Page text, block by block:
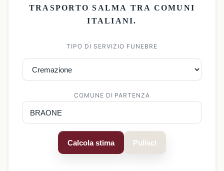
TRASPORTO SALMA TRA COMUNI
ITALIANI.
TIPO DI SERVIZIO FUNEBRE
COMUNE DI PARTENZA
Calcola stima Pulisci